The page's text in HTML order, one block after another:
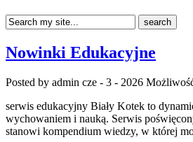
Nowinki Edukacyjne
Posted by admin cze - 3 - 2026
serwis edukacyjny Biały Kotek to
wychowaniem i nauką. Serwis
stanowi kompendium wiedzy, w której